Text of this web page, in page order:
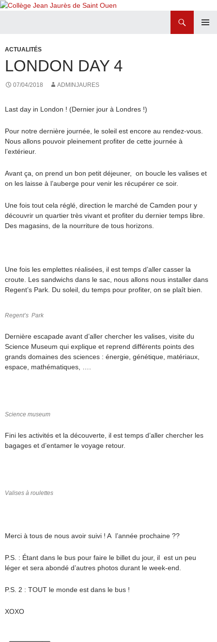
CONTENU
ACTUALITÉS
LONDON DAY 4
07/04/2018 ADMINJAURES
Last day in London ! (Dernier jour à Londres !)
Pour notre dernière journée, le soleil est encore au rendez-vous.
Nous allons pouvoir pleinement profiter de cette journée à
l’extérieur.
Avant ça, on prend un bon petit déjeuner, on boucle les valises et
on les laisse à l’auberge pour venir les récupérer ce soir.
Une fois tout cela réglé, direction le marché de Camden pour y
découvrir un quartier très vivant et profiter du dernier temps libre.
Des magasins, de la nourriture de tous horizons.
Une fois les emplettes réalisées, il est temps d’aller casser la
croute. Les sandwichs dans le sac, nous allons nous installer dans
Regent’s Park. Du soleil, du temps pour profiter, on se plaît bien.
Regent’s Park
Dernière escapade avant d’aller chercher les valises, visite du
Science Museum qui explique et reprend différents points des
grands domaines des sciences : énergie, génétique, matériaux,
espace, mathématiques, ….
Science museum
Fini les activités et la découverte, il est temps d’aller chercher les
bagages et d’entamer le voyage retour.
Valises à roulettes
Merci à tous de nous avoir suivi ! A l’année prochaine ??
P.S. : Étant dans le bus pour faire le billet du jour, il est un peu
léger et sera abondé d’autres photos durant le week-end.
P.S. 2 : TOUT le monde est dans le bus !
XOXO